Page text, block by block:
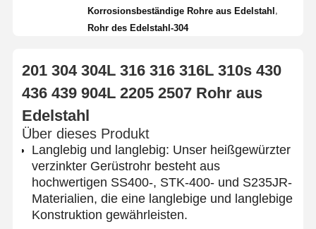
Korrosionsbeständige Rohre aus Edelstahl
Rohr des Edelstahl-304
201 304 304L 316 316 316L 310s 430
436 439 904L 2205 2507 Rohr aus
Edelstahl
Über dieses Produkt
Langlebig und langlebig: Unser heißgewürzter
verzinkter Gerüstrohr besteht aus
hochwertigen SS400-, STK-400- und S235JR-
Materialien, die eine langlebige und langlebige
Konstruktion gewährleisten.